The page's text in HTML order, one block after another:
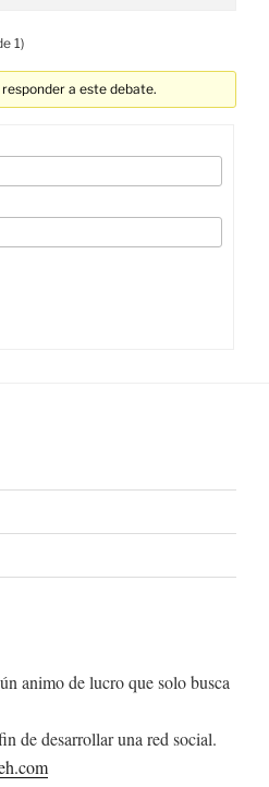
1)
a este debate.
animo de lucro que solo busca
de desarrollar una red social.